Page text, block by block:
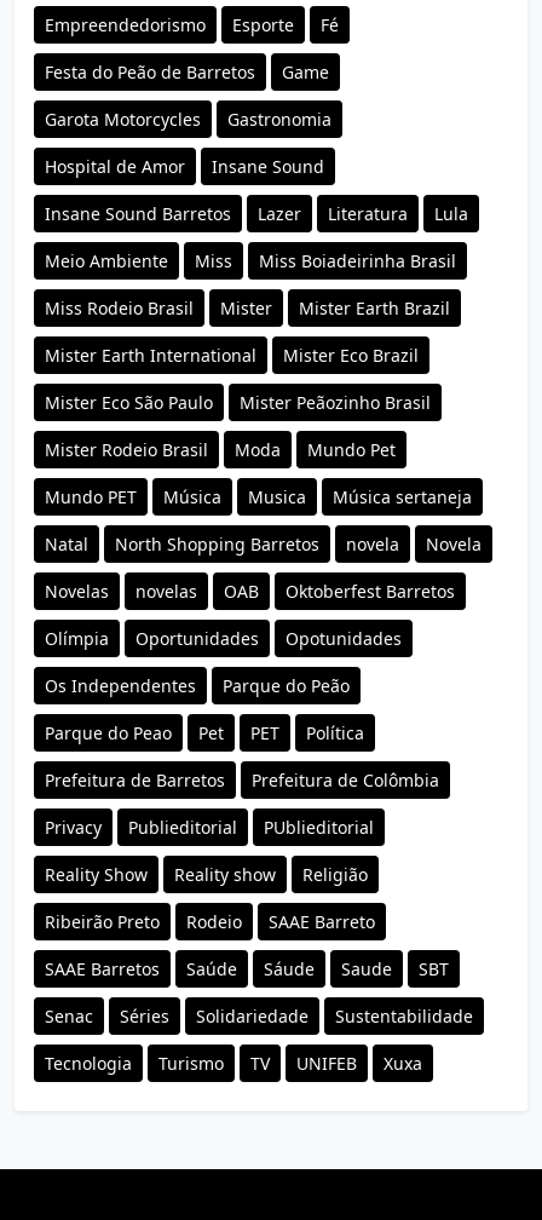
Empreendedorismo Esporte Fé
Festa do Peão de Barretos Game
Garota Motorcycles Gastronomia
Hospital de Amor Insane Sound
Insane Sound Barretos Lazer Literatura Lula
Meio Ambiente Miss Miss Boiadeirinha Brasil
Miss Rodeio Brasil Mister Mister Earth Brazil
Mister Earth International Mister Eco Brazil
Mister Eco São Paulo Mister Peãozinho Brasil
Mister Rodeio Brasil Moda Mundo Pet
Mundo PET Música Musica Música sertaneja
Natal North Shopping Barretos novela Novela
Novelas novelas OAB Oktoberfest Barretos
Olímpia Oportunidades Opotunidades
Os Independentes Parque do Peão
Parque do Peao Pet PET Política
Prefeitura de Barretos Prefeitura de Colômbia
Privacy Publieditorial PUblieditorial
Reality Show Reality show Religião
Ribeirão Preto Rodeio SAAE Barreto
SAAE Barretos Saúde Sáude Saude SBT
Senac Séries Solidariedade Sustentabilidade
Tecnologia Turismo TV UNIFEB Xuxa